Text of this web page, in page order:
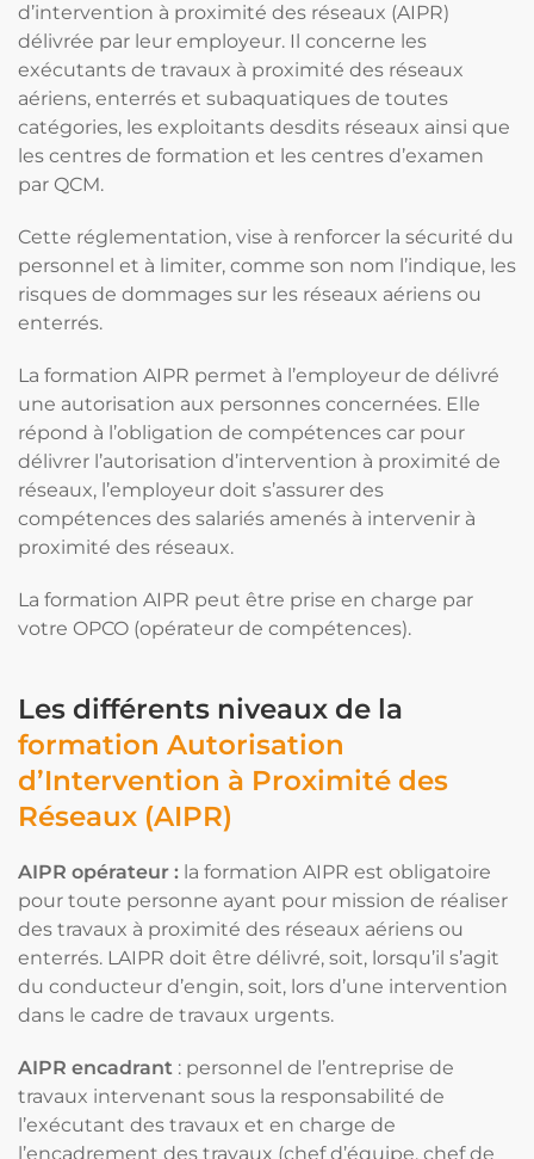
d’intervention à proximité des réseaux (AIPR)
délivrée par leur employeur. Il concerne les
exécutants de travaux à proximité des réseaux
aériens, enterrés et subaquatiques de toutes
catégories, les exploitants desdits réseaux ainsi que
les centres de formation et les centres d’examen
par QCM.
Cette réglementation, vise à renforcer la sécurité du
personnel et à limiter, comme son nom l’indique, les
risques de dommages sur les réseaux aériens ou
enterrés.
La formation AIPR permet à l’employeur de délivré
une autorisation aux personnes concernées. Elle
répond à l’obligation de compétences car pour
délivrer l’autorisation d’intervention à proximité de
réseaux, l’employeur doit s’assurer des
compétences des salariés amenés à intervenir à
proximité des réseaux.
La formation AIPR peut être prise en charge par
votre OPCO (opérateur de compétences).
Les différents niveaux de la
formation Autorisation
d’Intervention à Proximité des
Réseaux (AIPR)
AIPR opérateur : la formation AIPR est obligatoire
pour toute personne ayant pour mission de réaliser
des travaux à proximité des réseaux aériens ou
enterrés. LAIPR doit être délivré, soit, lorsqu’il s’agit
du conducteur d’engin, soit, lors d’une intervention
dans le cadre de travaux urgents.
AIPR encadrant : personnel de l’entreprise de
travaux intervenant sous la responsabilité de
l’exécutant des travaux et en charge de
l’encadrement des travaux (chef d’équipe, chef de